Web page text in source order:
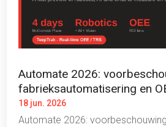
Automate 2026:
fabrieksautomatisering en
18 jun. 2026
Automate 2026: voorbeschouwing